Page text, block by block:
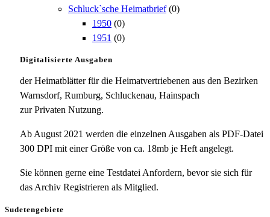
Schluck`sche Heimatbrief (0)
1950 (0)
1951 (0)
Digitalisierte Ausgaben
der Heimatblätter für die Heimatvertriebenen aus den Bezirken
Warnsdorf, Rumburg, Schluckenau, Hainspach
zur Privaten Nutzung.
Ab August 2021 werden die einzelnen Ausgaben als PDF-Datei
300 DPI mit einer Größe von ca. 18mb je Heft angelegt.
Sie können gerne eine Testdatei Anfordern, bevor sie sich für
das Archiv Registrieren als Mitglied.
Sudetengebiete